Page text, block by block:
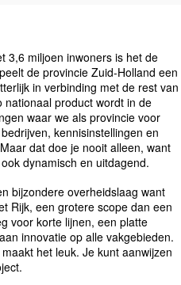
3,6 miljoen inwoners is het de
de provincie Zuid-Holland een
in verbinding met de rest van
product wordt in de
waar we als provincie voor
kennisinstellingen en
dat doe je nooit alleen, want
dynamisch en uitdagend.
bijzondere overheidslaag want
Rijk, een grotere scope dan een
voor korte lijnen, een platte
innovatie op alle vakgebieden.
het leuk. Je kunt aanwijzen